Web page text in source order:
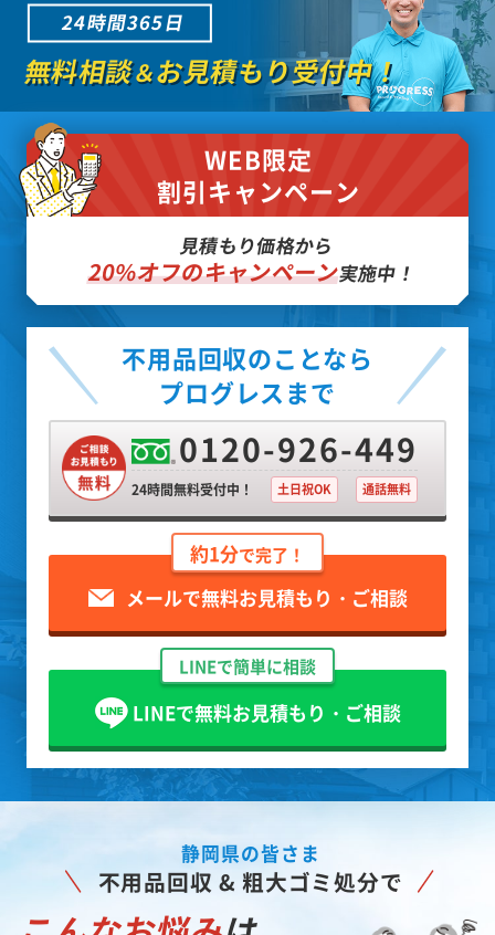
24時間365日
無料相談＆お見積もり受付中！
WEB限定
割引キャンペーン
見積もり価格から
20%オフのキャンペーン実施中！
不用品回収のことなら
プログレスまで
0120-926-449
24時間無料受付中！ 土日祝OK 通話無料
約1分で完了！
メールで無料お見積もり・ご相談
LINEで簡単に相談
LINEで無料お見積もり・ご相談
静岡県の皆さま
不用品回収 & 粗大ゴミ処分で